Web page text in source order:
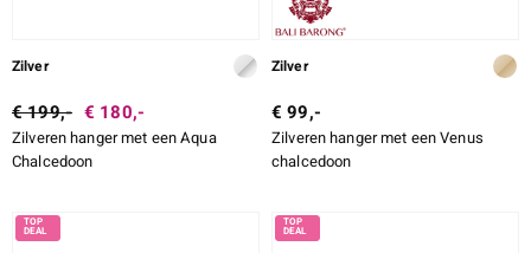
Zilver
€ 199,- € 180,-
Zilveren hanger met een Aqua
Chalcedoon
Zilver
€ 99,-
Zilveren hanger met een Venus
chalcedoon